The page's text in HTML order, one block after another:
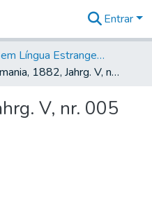
na
Entrar
Jornais em Língua Estrangeira
Germania, 1882, Jahrg. V, nr. 005
V, nr. 005